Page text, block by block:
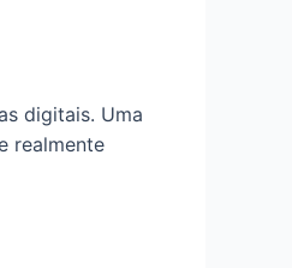
digitais. Uma
realmente